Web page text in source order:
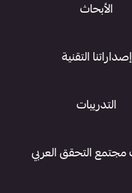
الأبحاث
إصداراتنا التقنية
التدريبات
مجتمع التحقق العربي